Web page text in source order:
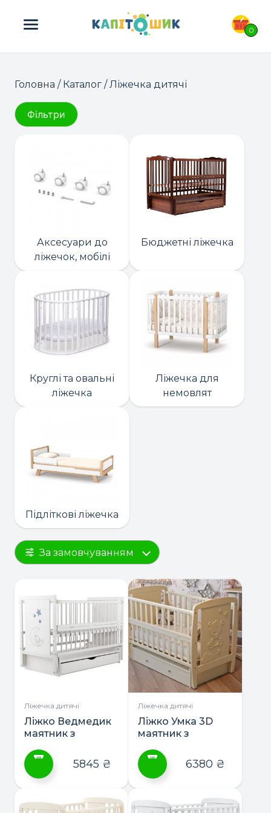
0
ПОШУК ТОВАРІВ:
Головна / Каталог / Ліжечка дитячі
Фільтри
Аксесуари до
ліжечок, мобілі
Бюджетні ліжечка
Круглі та овальні
ліжечка
Ліжечка для
немовлят
Підліткові ліжечка
За замовчуванням
Ліжечка дитячі
Ліжко Ведмедик
маятник з
Дубик-М
5845 ₴
Ліжечка дитячі
Ліжко Умка 3D
маятник з
Дубик-М
товар
6380 ₴